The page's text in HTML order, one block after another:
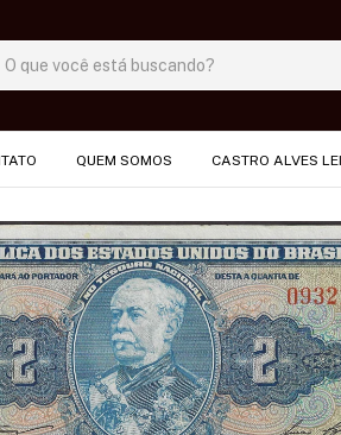
QUEM SOMOS CASTRO ALVES